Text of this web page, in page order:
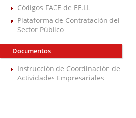
Códigos FACE de EE.LL
Plataforma de Contratación del
Sector Público
Documentos
Instrucción de Coordinación de
Actividades Empresariales